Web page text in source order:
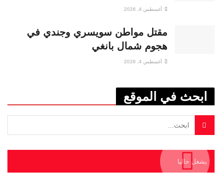
أغسطس 4, 2026
مقتل مواطن سويسري وجندي في
هجوم شمال بانغي
أغسطس 4, 2026
ابحث في الموقع
يشغل حاليا